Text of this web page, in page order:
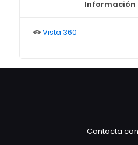
Vista 360
Contacta